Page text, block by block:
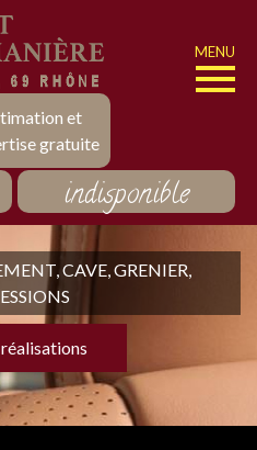
et
gratuite
MENU
indisponible
CAVE, GRENIER,